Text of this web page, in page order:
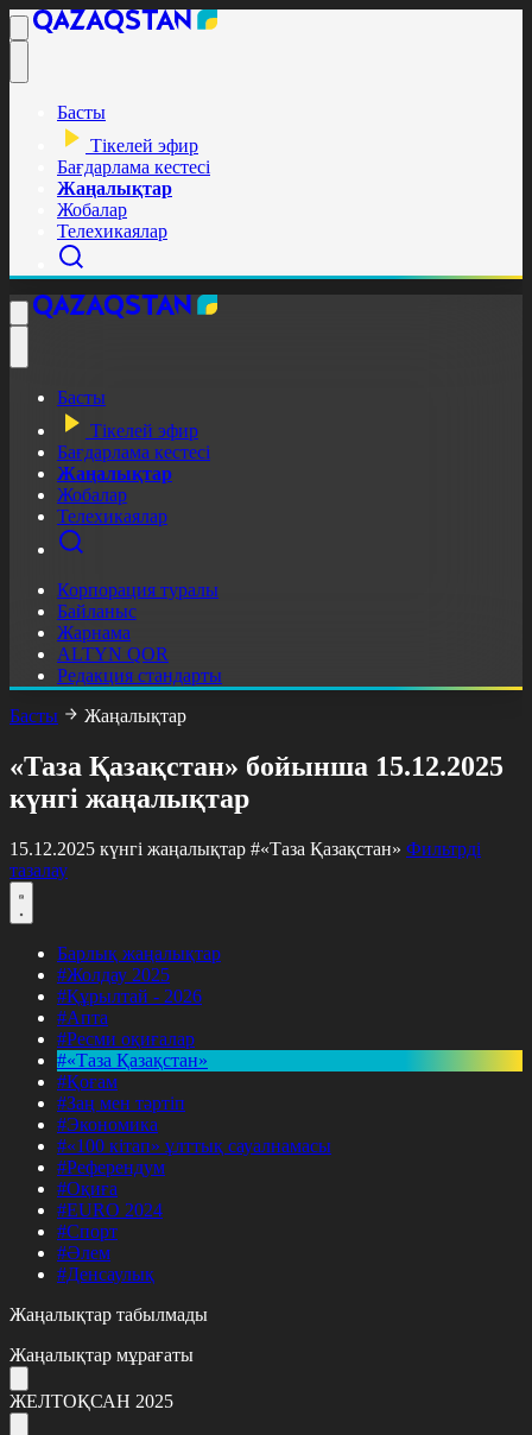
Басты
Тікелей эфир
Бағдарлама кестесі
Жаңалықтар
Жобалар
Телехикаялар
Басты
Тікелей эфир
Бағдарлама кестесі
Жаңалықтар
Жобалар
Телехикаялар
Корпорация туралы
Байланыс
Жарнама
ALTYN QOR
Редакция стандарты
Басты
Жаңалықтар
«Таза Қазақстан» бойынша 15.12.2025
күнгі жаңалықтар
15.12.2025 күнгі жаңалықтар #«Таза Қазақстан» Фильтрді
тазалау
Барлық жаңалықтар
#Жолдау 2025
#Құрылтай - 2026
#Апта
#Ресми оқиғалар
#«Таза Қазақстан»
#Қоғам
#Заң мен тәртіп
#Экономика
#«100 кітап» ұлттық сауалнамасы
#Референдум
#Оқиға
#EURO 2024
#Спорт
#Әлем
#Денсаулық
Жаңалықтар табылмады
Жаңалықтар мұрағаты
ЖЕЛТОҚСАН 2025